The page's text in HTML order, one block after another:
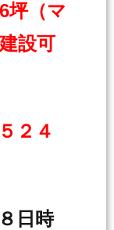
（マ
設可
２４
日時